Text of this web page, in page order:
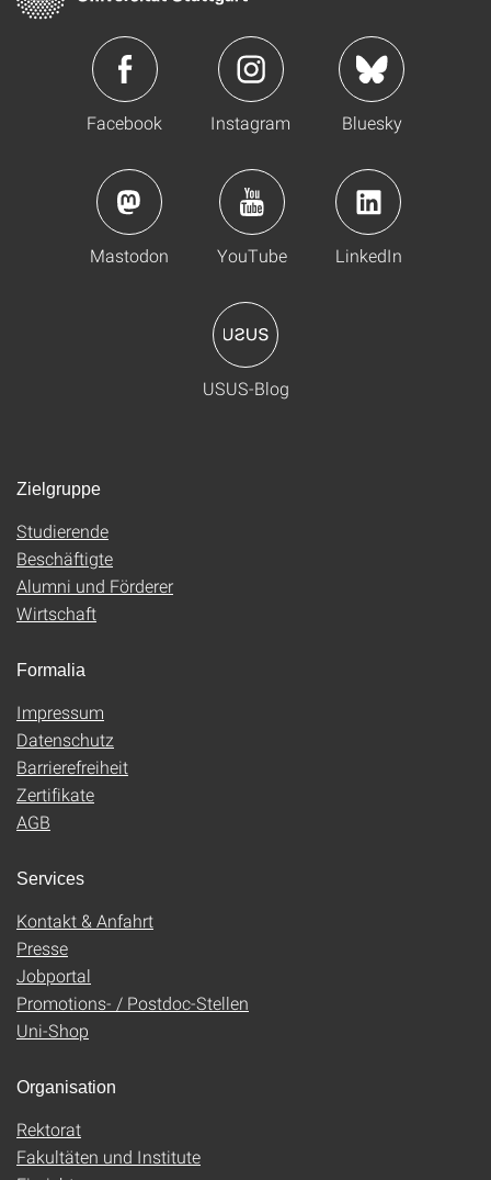
Facebook Instagram Bluesky
Mastodon YouTube LinkedIn
USUS-Blog
Zielgruppe
Studierende
Beschäftigte
Alumni und Förderer
Wirtschaft
Formalia
Impressum
Datenschutz
Barrierefreiheit
Zertifikate
AGB
Services
Kontakt & Anfahrt
Presse
Jobportal
Promotions- / Postdoc-Stellen
Uni-Shop
Organisation
Rektorat
Fakultäten und Institute